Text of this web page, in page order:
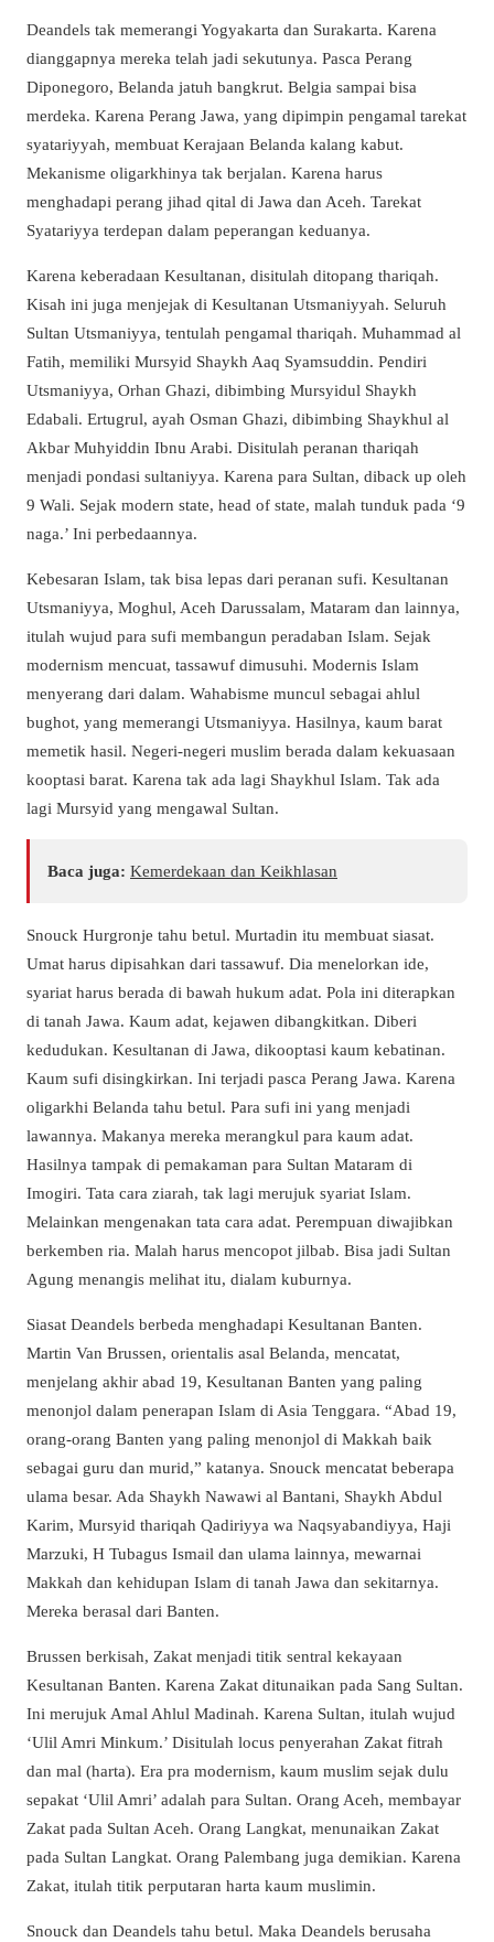
Deandels tak memerangi Yogyakarta dan Surakarta. Karena
dianggapnya mereka telah jadi sekutunya. Pasca Perang
Diponegoro, Belanda jatuh bangkrut. Belgia sampai bisa
merdeka. Karena Perang Jawa, yang dipimpin pengamal tarekat
syatariyyah, membuat Kerajaan Belanda kalang kabut.
Mekanisme oligarkhinya tak berjalan. Karena harus
menghadapi perang jihad qital di Jawa dan Aceh. Tarekat
Syatariyya terdepan dalam peperangan keduanya.
Karena keberadaan Kesultanan, disitulah ditopang thariqah.
Kisah ini juga menjejak di Kesultanan Utsmaniyyah. Seluruh
Sultan Utsmaniyya, tentulah pengamal thariqah. Muhammad al
Fatih, memiliki Mursyid Shaykh Aaq Syamsuddin. Pendiri
Utsmaniyya, Orhan Ghazi, dibimbing Mursyidul Shaykh
Edabali. Ertugrul, ayah Osman Ghazi, dibimbing Shaykhul al
Akbar Muhyiddin Ibnu Arabi. Disitulah peranan thariqah
menjadi pondasi sultaniyya. Karena para Sultan, diback up oleh
9 Wali. Sejak modern state, head of state, malah tunduk pada ‘9
naga.’ Ini perbedaannya.
Kebesaran Islam, tak bisa lepas dari peranan sufi. Kesultanan
Utsmaniyya, Moghul, Aceh Darussalam, Mataram dan lainnya,
itulah wujud para sufi membangun peradaban Islam. Sejak
modernism mencuat, tassawuf dimusuhi. Modernis Islam
menyerang dari dalam. Wahabisme muncul sebagai ahlul
bughot, yang memerangi Utsmaniyya. Hasilnya, kaum barat
memetik hasil. Negeri-negeri muslim berada dalam kekuasaan
kooptasi barat. Karena tak ada lagi Shaykhul Islam. Tak ada
lagi Mursyid yang mengawal Sultan.
Baca juga: Kemerdekaan dan Keikhlasan
Snouck Hurgronje tahu betul. Murtadin itu membuat siasat.
Umat harus dipisahkan dari tassawuf. Dia menelorkan ide,
syariat harus berada di bawah hukum adat. Pola ini diterapkan
di tanah Jawa. Kaum adat, kejawen dibangkitkan. Diberi
kedudukan. Kesultanan di Jawa, dikooptasi kaum kebatinan.
Kaum sufi disingkirkan. Ini terjadi pasca Perang Jawa. Karena
oligarkhi Belanda tahu betul. Para sufi ini yang menjadi
lawannya. Makanya mereka merangkul para kaum adat.
Hasilnya tampak di pemakaman para Sultan Mataram di
Imogiri. Tata cara ziarah, tak lagi merujuk syariat Islam.
Melainkan mengenakan tata cara adat. Perempuan diwajibkan
berkemben ria. Malah harus mencopot jilbab. Bisa jadi Sultan
Agung menangis melihat itu, dialam kuburnya.
Siasat Deandels berbeda menghadapi Kesultanan Banten.
Martin Van Brussen, orientalis asal Belanda, mencatat,
menjelang akhir abad 19, Kesultanan Banten yang paling
menonjol dalam penerapan Islam di Asia Tenggara. “Abad 19,
orang-orang Banten yang paling menonjol di Makkah baik
sebagai guru dan murid,” katanya. Snouck mencatat beberapa
ulama besar. Ada Shaykh Nawawi al Bantani, Shaykh Abdul
Karim, Mursyid thariqah Qadiriyya wa Naqsyabandiyya, Haji
Marzuki, H Tubagus Ismail dan ulama lainnya, mewarnai
Makkah dan kehidupan Islam di tanah Jawa dan sekitarnya.
Mereka berasal dari Banten.
Brussen berkisah, Zakat menjadi titik sentral kekayaan
Kesultanan Banten. Karena Zakat ditunaikan pada Sang Sultan.
Ini merujuk Amal Ahlul Madinah. Karena Sultan, itulah wujud
‘Ulil Amri Minkum.’ Disitulah locus penyerahan Zakat fitrah
dan mal (harta). Era pra modernism, kaum muslim sejak dulu
sepakat ‘Ulil Amri’ adalah para Sultan. Orang Aceh, membayar
Zakat pada Sultan Aceh. Orang Langkat, menunaikan Zakat
pada Sultan Langkat. Orang Palembang juga demikian. Karena
Zakat, itulah titik perputaran harta kaum muslimin.
Snouck dan Deandels tahu betul. Maka Deandels berusaha